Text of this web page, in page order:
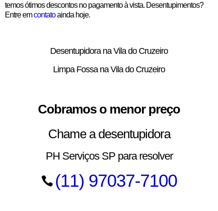
temos ótimos descontos no pagamento à vista. Desentupimentos?
Entre emcontatoainda hoje.
Desentupidora na Vila do Cruzeiro
Limpa Fossa na Vila do Cruzeiro
Cobramos o menor preço
Chame a desentupidora
PH Serviços SP para resolver
(11) 97037-7100